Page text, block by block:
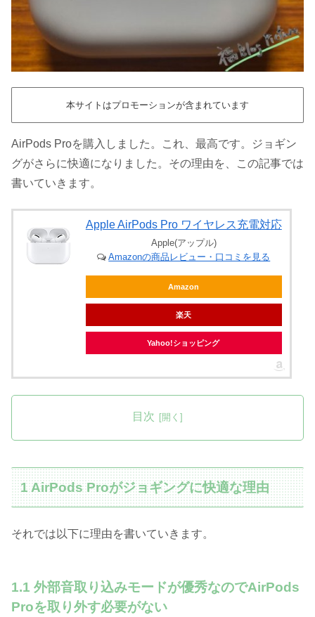
本サイトはプロモーションが含まれています
AirPods Proを購入しました。これ、最高です。ジョギン
グがさらに快適になりました。その理由を、この記事では
書いていきます。
Apple AirPods Pro ワイヤレス充電対応
Apple(アップル)
Amazonの商品レビュー・口コミを見る
Amazon
楽天
Yahoo!ショッピング
目次
1 AirPods Proがジョギングに快適な理由
それでは以下に理由を書いていきます。
1.1 外部音取り込みモードが優秀なのでAirPods
Proを取り外す必要がない